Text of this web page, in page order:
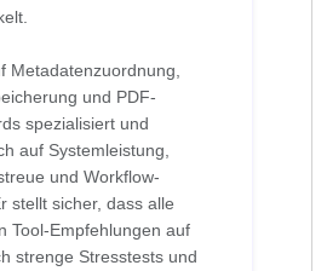
Metadatenzuordnung,
und PDF-
spezialisiert und
auf Systemleistung,
und Workflow-
stellt sicher, dass alle
Tool-Empfehlungen auf
strenge Stresstests und